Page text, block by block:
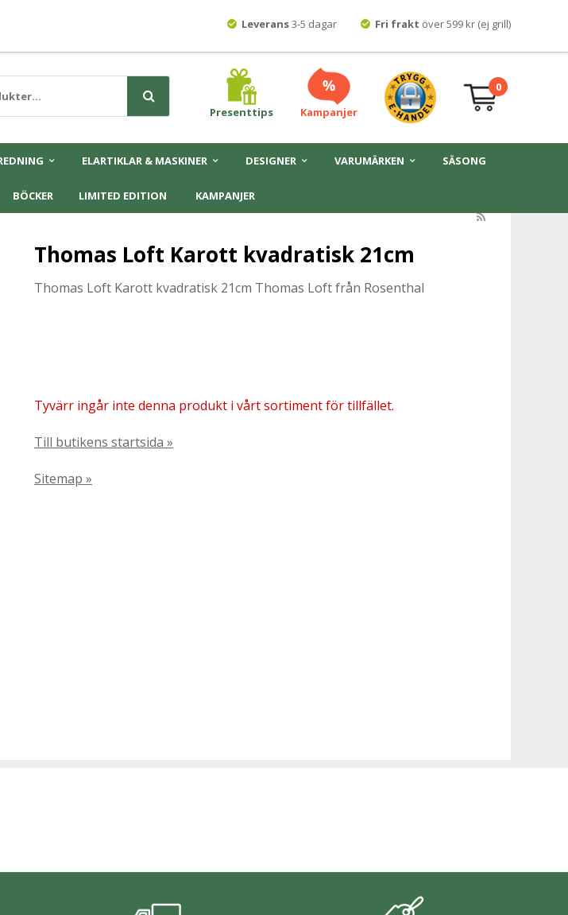
Leverans3-5 dagar Fri frakt över 599 kr (ej grill)
Presenttips Kampanjer
0
ELARTIKLAR & MASKINER DESIGNER VARUMÄRKEN SÄSONG
BÖCKER LIMITED EDITION
KAMPANJER
Thomas Loft Karott kvadratisk 21cm
Thomas Loft Karott kvadratisk 21cm Thomas Loft från Rosenthal
Tyvärr ingår inte denna produkt i vårt sortiment för tillfället.
Till butikens startsida »
Sitemap »